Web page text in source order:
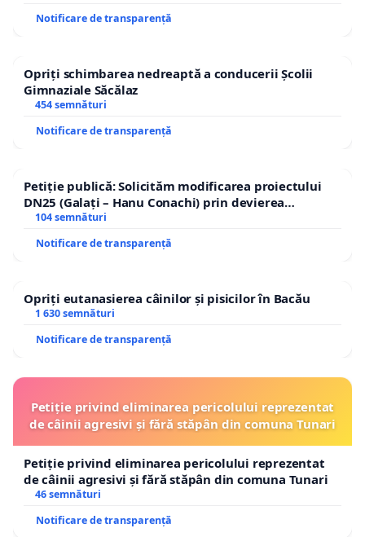
Notificare de transparență
Opriți schimbarea nedreaptă a conducerii Școlii
Gimnaziale Săcălaz
454 semnături
Notificare de transparență
Petiție publică: Solicităm modificarea proiectului
DN25 (Galați – Hanu Conachi) prin devierea
traseului în afara localităților!
104 semnături
Notificare de transparență
Opriți eutanasierea câinilor și pisicilor în Bacău
1 630 semnături
Notificare de transparență
Petiție privind eliminarea pericolului reprezentat
de câinii agresivi și fără stăpân din comuna Tunari
Petiție privind eliminarea pericolului reprezentat
de câinii agresivi și fără stăpân din comuna Tunari
46 semnături
Notificare de transparență